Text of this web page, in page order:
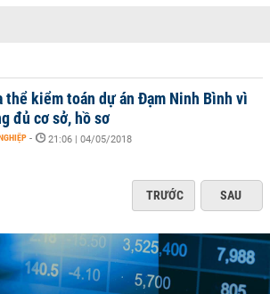
thể kiểm toán dự án Đạm Ninh Bình vì
đủ cơ sở, hồ sơ
- 21:06 | 04/05/2018
TRƯỚC SAU